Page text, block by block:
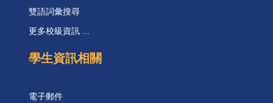
雙語詞彙搜尋
更多校級資訊 ...
學生資訊相關
電子郵件